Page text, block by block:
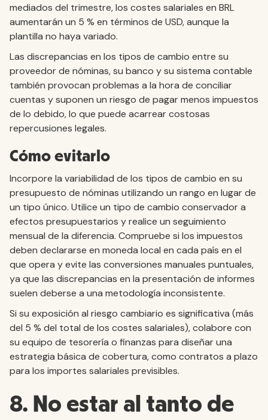
mediados del trimestre, los costes salariales en BRL
aumentarán un 5 % en términos de USD, aunque la
plantilla no haya variado.
Las discrepancias en los tipos de cambio entre su
proveedor de nóminas, su banco y su sistema contable
también provocan problemas a la hora de conciliar
cuentas y suponen un riesgo de pagar menos impuestos
de lo debido, lo que puede acarrear costosas
repercusiones legales.
Cómo evitarlo
Incorpore la variabilidad de los tipos de cambio en su
presupuesto de nóminas utilizando un rango en lugar de
un tipo único. Utilice un tipo de cambio conservador a
efectos presupuestarios y realice un seguimiento
mensual de la diferencia. Compruebe si los impuestos
deben declararse en moneda local en cada país en el
que opera y evite las conversiones manuales puntuales,
ya que las discrepancias en la presentación de informes
suelen deberse a una metodología inconsistente.
Si su exposición al riesgo cambiario es significativa (más
del 5 % del total de los costes salariales), colabore con
su equipo de tesorería o finanzas para diseñar una
estrategia básica de cobertura, como contratos a plazo
para los importes salariales previsibles.
8. No estar al tanto de